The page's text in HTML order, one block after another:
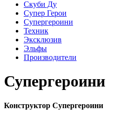
Скуби Ду
Супер Герои
Супергероини
Техник
Эксклюзив
Эльфы
Производители
Супергероини
Конструктор Супергероини